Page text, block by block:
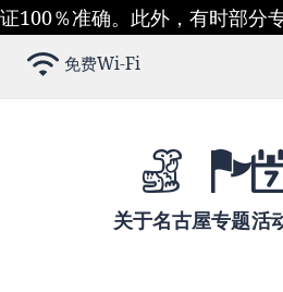
100％准确。此外，有时部分
免费Wi-Fi
关于名古屋专题活